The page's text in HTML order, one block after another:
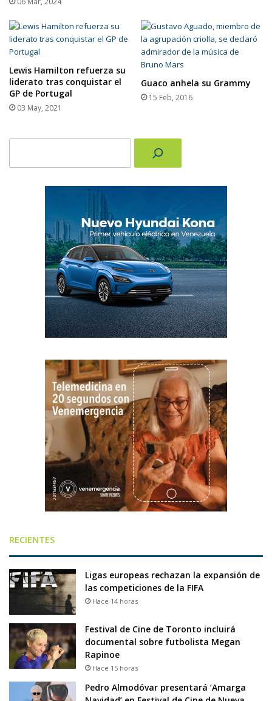
Lewis Hamilton refuerza su
liderato tras conquistar el
GP de Portugal
03 May, 2021
Guaco anhela su Grammy
15 Feb, 2016
RECIENTES
Ligas europeas rechazan la expansión de
las competiciones de la FIFA
Hace 14 horas
Festival de Cine de Toronto incluirá
documental sobre futbolista Megan
Rapinoe
Hace 15 horas
Pedro Almodóvar presentará ‘Amarga